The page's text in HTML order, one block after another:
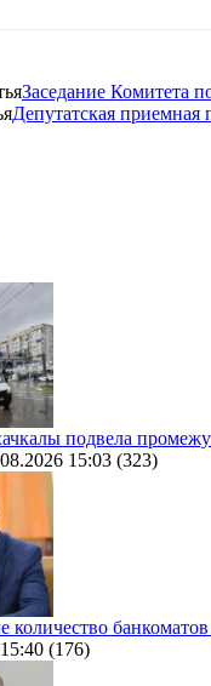
Заседание Комитета
Депутатская приемная
подвела
15:03 (323)
количество
(176)